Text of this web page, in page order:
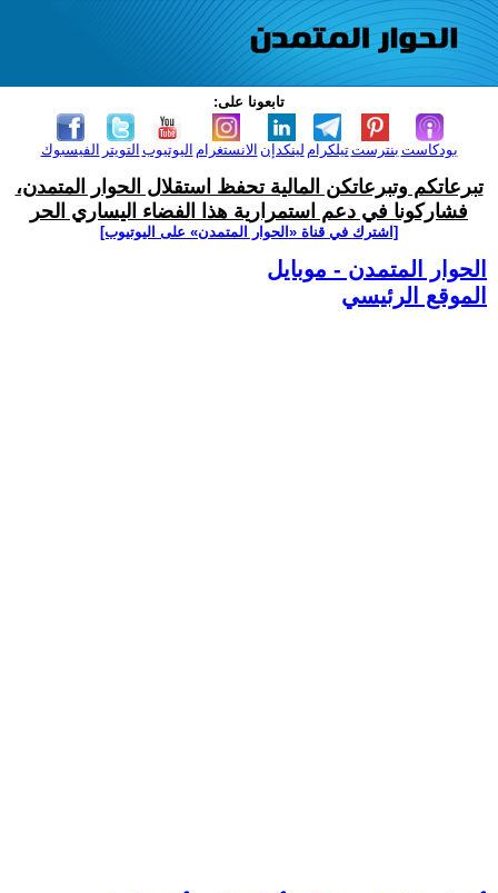
تابعونا على:
الفيسبوك التويتر اليوتيوب الانستغرام لينكدإن تيلكرامبنترست بودكاست
تبرعاتكم وتبرعاتكن المالية تحفظ استقلال الحوار المتمدن،
فشاركونا في دعم استمرارية هذا الفضاء اليساري الحر
[اشترك في قناة ‫«الحوار المتمدن» على اليوتيوب]
الحوار المتمدن - موبايل
الموقع الرئيسي